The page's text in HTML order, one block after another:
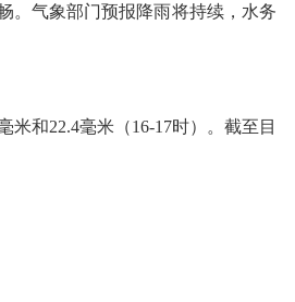
。气象部门预报降雨将持续，水务
和22.4毫米（16-17时）。截至目